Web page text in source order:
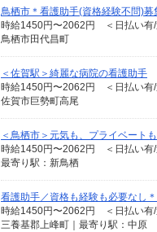
鳥栖市＊看護助手(資格経験不問)
時給1450円〜2062円 ＜日払い有/
鳥栖市田代昌町
＜佐賀駅＞綺麗な病院の看護助手
時給1450円〜2062円 ＜日払い有/
佐賀市巨勢町高尾
＜鳥栖市＞元気も、プライベート
時給1450円〜2062円 ＜日払い有/
最寄り駅：新鳥栖
看護助手／資格も経験も必要なし
時給1450円〜2062円 ＜日払い有/
三養基郡上峰町｜最寄り駅：中原